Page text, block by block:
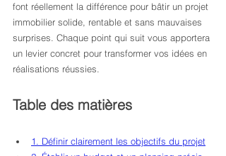
font réellement la différence pour bâtir un projet
immobilier solide, rentable et sans mauvaises
surprises. Chaque point qui suit vous apportera
un levier concret pour transformer vos idées en
réalisations réussies.
Table des matières
1. Définir clairement les objectifs du projet